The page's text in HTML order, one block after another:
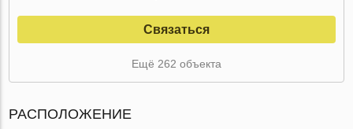
Связаться
Ещё 262 объекта
РАСПОЛОЖЕНИЕ